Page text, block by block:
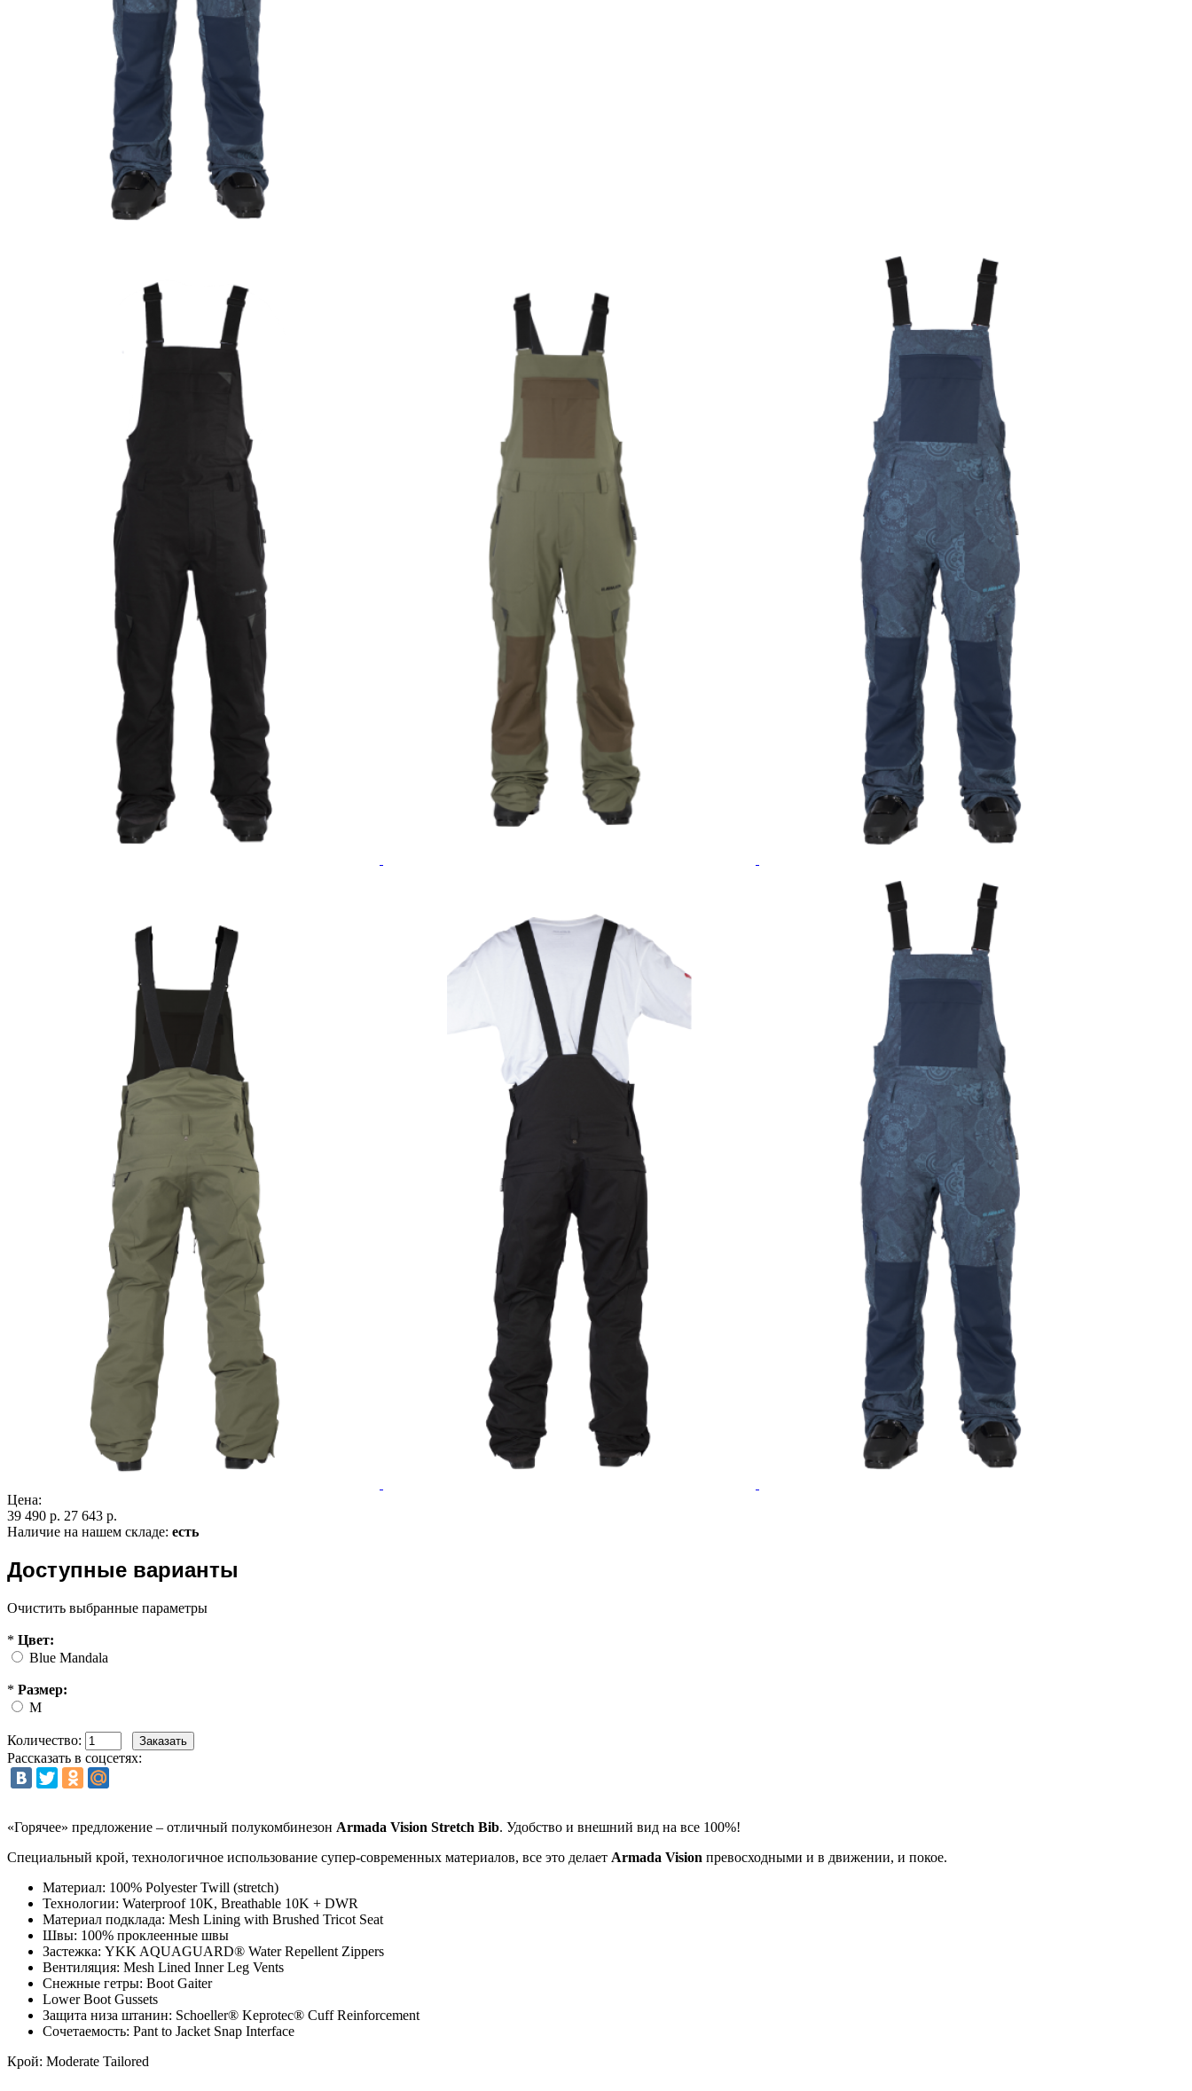
Цена:
39 490 р. 27 643 р.
Наличие на нашем складе: есть
Доступные варианты
Очистить выбранные параметры
* Цвет:
Blue Mandala
* Размер:
M
Количество:
Рассказать в соцсетях:
«Горячее» предложение – отличный полукомбинезон Armada Vision Stretch Bib. Удобство и внешний вид на все 100%!
Специальный крой, технологичное использование супер-современных материалов, все это делает Armada Vision превосходными и в движении, и покое.
Материал: 100% Polyester Twill (stretch)
Технологии: Waterproof 10K, Breathable 10K + DWR
Материал подклада: Mesh Lining with Brushed Tricot Seat
Швы: 100% проклеенные швы
Застежка: YKK AQUAGUARD® Water Repellent Zippers
Вентиляция: Mesh Lined Inner Leg Vents
Снежные гетры: Boot Gaiter
Lower Boot Gussets
Защита низа штанин: Schoeller® Keprotec® Cuff Reinforcement
Сочетаемость: Pant to Jacket Snap Interface
Крой: Moderate Tailored